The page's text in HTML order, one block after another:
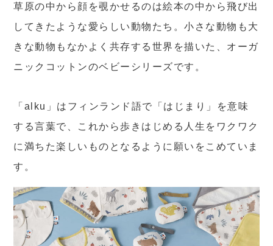
草原の中から顔を覗かせるのは絵本の中から飛び出
してきたような愛らしい動物たち。小さな動物も大
きな動物もなかよく共存する世界を描いた、オーガ
ニックコットンのベビーシリーズです。
「alku」はフィンランド語で「はじまり」を意味
する言葉で、これから歩きはじめる人生をワクワク
に満ちた楽しいものとなるように願いをこめていま
す。